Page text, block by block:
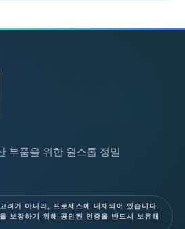
부품을 위한 원스톱 정밀
려가 아니라, 프로세스에 내재되어 있습니다.
보장하기 위해 공인된 인증을 반드시 보유해